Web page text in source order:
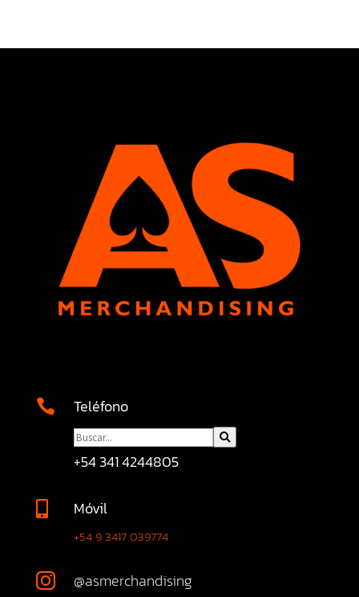
 Teléfono
+54 341 4244805
 Móvil
+54 9 3417 039774
 @asmerchandising